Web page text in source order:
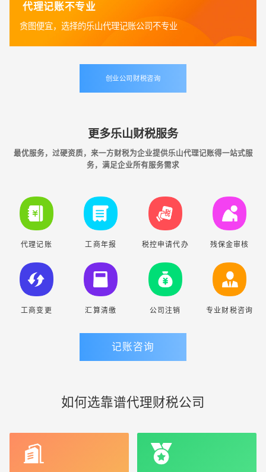
代理记账不专业
贪图便宜，选择的乐山代理记账公司不专业
创业公司财税咨询
更多乐山财税服务
最优服务，过硬资质，来一方财税为企业提供乐山代理记账得一站式服
务，满足企业所有服务需求
代理记账 工商年报 税控申请代办 残保金审核
工商变更 汇算清缴 公司注销 专业财税咨询
记账咨询
如何选靠谱代理财税公司